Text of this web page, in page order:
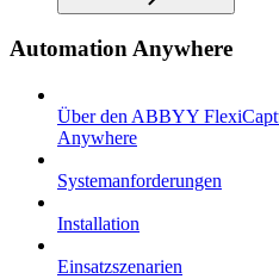
Automation Anywhere
Über den ABBYY
Anywhere
Systemanforderungen
Installation
Einsatzszenarien